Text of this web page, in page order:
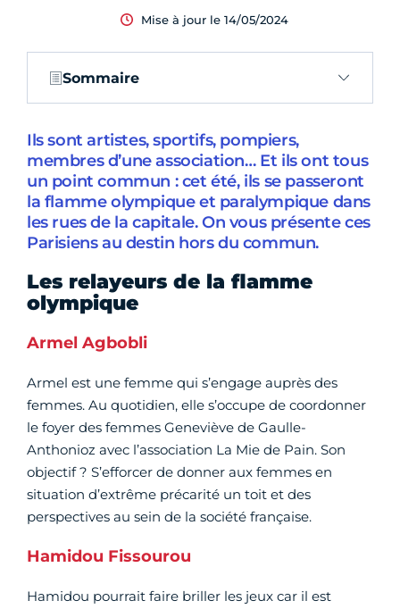
Mise à jour le 14/05/2024
Sommaire
Ils sont artistes, sportifs, pompiers,
membres d’une association… Et ils ont tous
un point commun : cet été, ils se passeront
la flamme olympique et paralympique dans
les rues de la capitale. On vous présente ces
Parisiens au destin hors du commun.
Les relayeurs de la flamme
olympique
Armel Agbobli
Armel est une femme qui s’engage auprès des
femmes. Au quotidien, elle s’occupe de coordonner
le foyer des femmes Geneviève de Gaulle-
Anthonioz avec l’association La Mie de Pain. Son
objectif ? S’efforcer de donner aux femmes en
situation d’extrême précarité un toit et des
perspectives au sein de la société française.
Hamidou Fissourou
Hamidou pourrait faire briller les jeux car il est